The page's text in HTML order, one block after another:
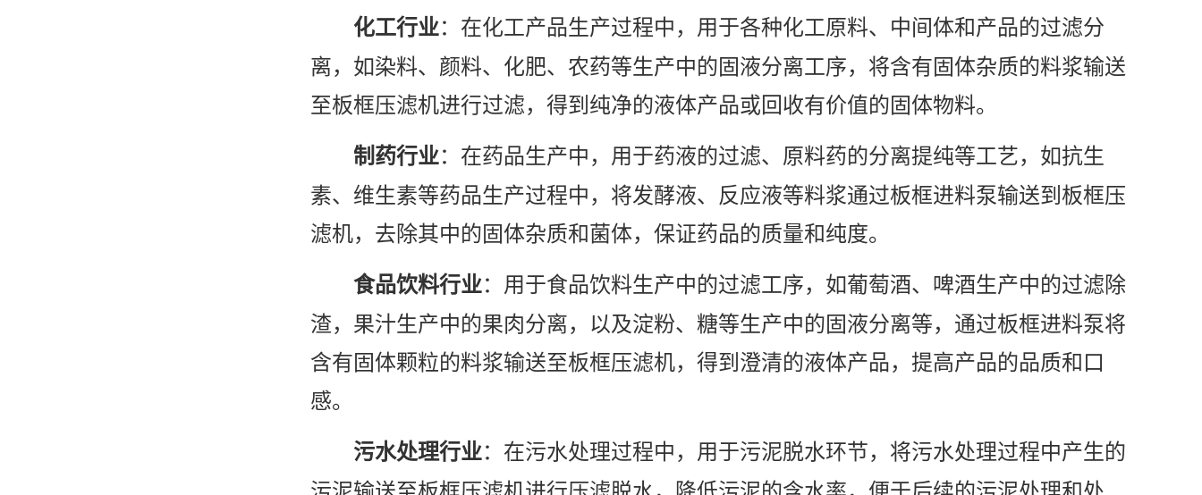
化工行业：在化工产品生产过程中，用于各种化工原料、中间体和产品的过滤分
离，如染料、颜料、化肥、农药等生产中的固液分离工序，将含有固体杂质的料浆输送
至板框压滤机进行过滤，得到纯净的液体产品或回收有价值的固体物料。
制药行业：在药品生产中，用于药液的过滤、原料药的分离提纯等工艺，如抗生
素、维生素等药品生产过程中，将发酵液、反应液等料浆通过板框进料泵输送到板框压
滤机，去除其中的固体杂质和菌体，保证药品的质量和纯度。
食品饮料行业：用于食品饮料生产中的过滤工序，如葡萄酒、啤酒生产中的过滤除
渣，果汁生产中的果肉分离，以及淀粉、糖等生产中的固液分离等，通过板框进料泵将
含有固体颗粒的料浆输送至板框压滤机，得到澄清的液体产品，提高产品的品质和口
感。
污水处理行业：在污水处理过程中，用于污泥脱水环节，将污水处理过程中产生的